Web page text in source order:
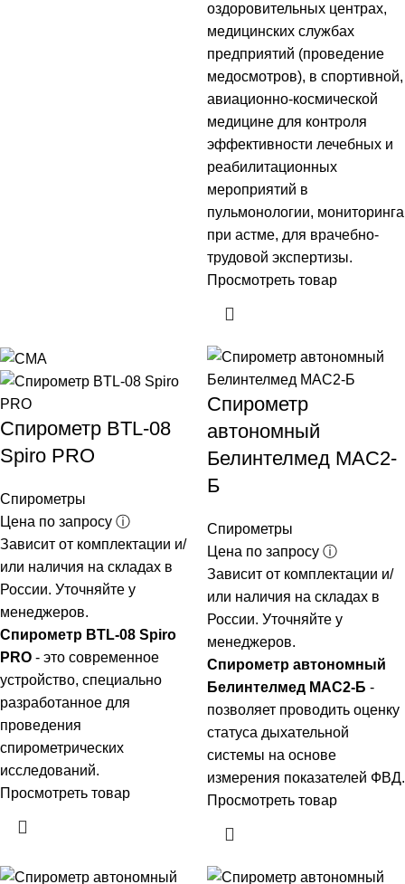
оздоровительных центрах,
медицинских службах
предприятий (проведение
медосмотров), в спортивной,
авиационно-космической
медицине для контроля
эффективности лечебных и
реабилитационных
мероприятий в
пульмонологии, мониторинга
при астме, для врачебно-
трудовой экспертизы.
Просмотреть товар
Спирометр BTL-08
Spiro PRO
Спирометры
Цена по запросу ⓘ
Зависит от комплектации и/
или наличия на складах в
России. Уточняйте у
менеджеров.
Спирометр BTL-08 Spiro
PRO - это современное
устройство, специально
разработанное для
проведения
спирометрических
исследований.
Просмотреть товар
Спирометр
автономный
Белинтелмед МАС2-
Б
Спирометры
Цена по запросу ⓘ
Зависит от комплектации и/
или наличия на складах в
России. Уточняйте у
менеджеров.
Спирометр автономный
Белинтелмед МАС2-Б -
позволяет проводить оценку
статуса дыхательной
системы на основе
измерения показателей ФВД.
Просмотреть товар